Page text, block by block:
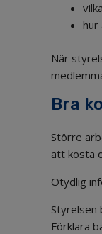
hur
När
Bra
Större
att kosta
Otydlig
Styrelsen
Förklara